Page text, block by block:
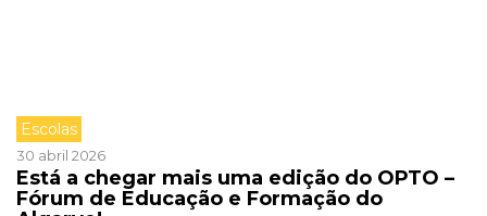
Escolas
30 abril 2026
Está a chegar mais uma edição do OPTO –
Fórum de Educação e Formação do